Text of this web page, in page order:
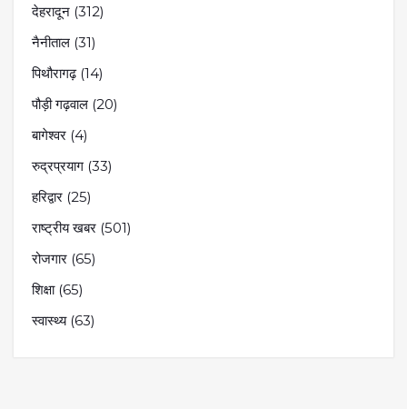
देहरादून (312)
नैनीताल (31)
पिथौरागढ़(14)
पौड़ी गढ़वाल (20)
बागेश्वर (4)
रुद्रप्रयाग (33)
हरिद्वार (25)
राष्ट्रीय खबर (501)
रोजगार (65)
शिक्षा(65)
स्वास्थ्य(63)